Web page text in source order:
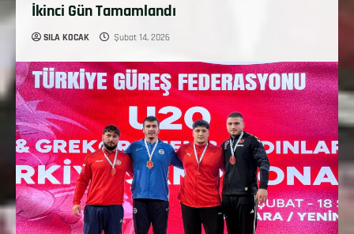
İkinci Gün Tamamlandı
SILA KOCAK Şubat 14, 2026